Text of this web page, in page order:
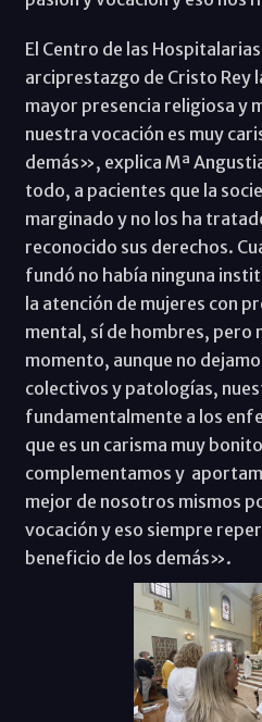
El Centro de las
arciprestazgo de Cristo Rey
mayor presencia religiosa y
nuestra vocación es muy
demás», explica Mª
todo, a pacientes que la
marginado y no los ha
reconocido sus derechos.
fundó no había ninguna
la atención de mujeres con
mental, sí de hombres, pero
momento, aunque no
colectivos y patologías,
fundamentalmente a los
que es un carisma muy
complementamos y
mejor de nosotros mismos
vocación y eso siempre
beneficio de los demás».